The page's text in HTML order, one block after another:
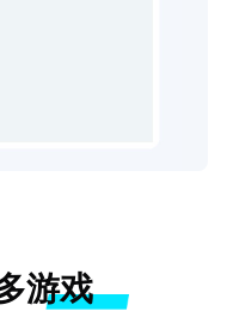
游戏